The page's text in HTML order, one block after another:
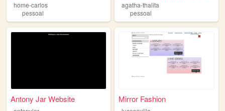
home-carlos
pessoal
agatha-thalita
pessoal
Antony Jar Website Mirror Fashion